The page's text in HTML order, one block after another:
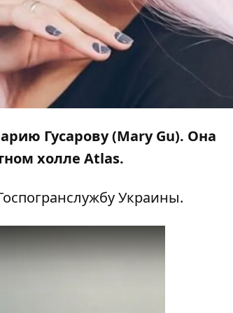
Гусарову (Mary Gu). Она
холле Atlas.
Украины.